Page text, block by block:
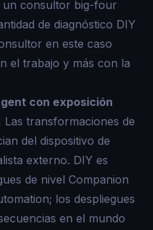
consultor big-four
de diagnóstico DIY
en este caso
el trabajo y más con la
con exposición
Las transformaciones de
del dispositivo de
externo. DIY es
de nivel Companion
los despliegues
en el mundo